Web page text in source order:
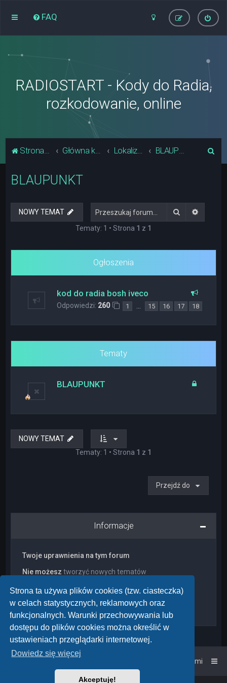
Strona ta używa plików cookies (tzw. ciasteczka)
w celach statystycznych, reklamowych oraz
funkcjonalnych. Warunki przechowywania lub
dostępu do plików cookies można określić w
ustawieniach przeglądarki internetowej.
Dowiedz się więcej
Akceptuję!
FAQ
RADIOSTART - Kody do Radia,
rozkodowanie, online
Strona główna Główna kategoria forum Lokalizacja Układów Pamięci Radia BLAUPUNKT
BLAUPUNKT
NOWY TEMAT Szukaj
Tematy: 1 • Strona 1 z 1
Ogłoszenia
kod do radia bosh iveco
Odpowiedzi: 260 1 … 15 16 17 18
Tematy
BLAUPUNKT
NOWY TEMAT
Tematy: 1 • Strona 1 z 1
Przejdź do
Informacje
Twoje uprawnienia na tym forum
Nie możesz tworzyć nowych tematów
Nie możeszzmieniać swoich postów
Nie możesz
usuwać swoich postów
Nie możeszdodawać załączników
Kontakt z nami